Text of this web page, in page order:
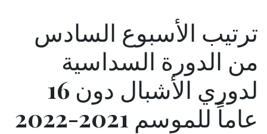
ترتيب الأسبوع السادس
من الدورة السداسية
لدوري الأشبال دون 16
عاماً للموسم 2021-2022